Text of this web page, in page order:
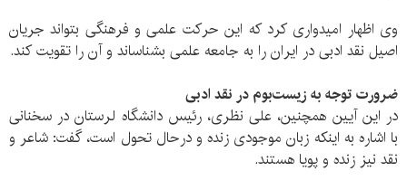
وی اظهار امیدواری کرد که این حرکت علمی و فرهنگی بتواند جریان
اصیل نقد ادبی در ایران را به جامعه علمی بشناساند و آن را تقویت کند.
ضرورت توجه به زیست‌بوم در نقد ادبی
در این آیین همچنین، علی نظری، ‌رئیس دانشگاه لرستان در سخنانی
با اشاره به اینکه زبان موجودی زنده و درحال تحول است، گفت: شاعر و
نقد نیز زنده و پویا هستند.